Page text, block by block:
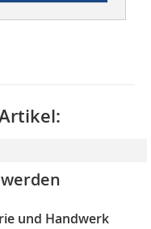
und Handwerk